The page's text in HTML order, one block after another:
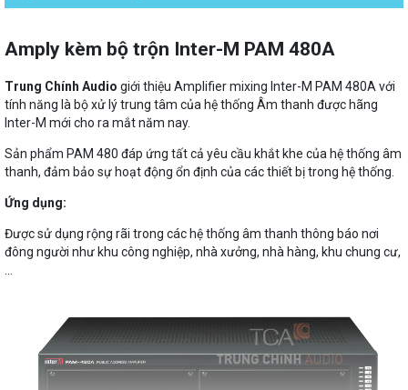
Amply kèm bộ trộn Inter-M PAM 480A
Trung Chính Audio giới thiệu Amplifier mixing Inter-M PAM 480A với
tính năng là bộ xử lý trung tâm của hệ thống Âm thanh được hãng
Inter-M mới cho ra mắt năm nay.
Sản phẩm PAM 480 đáp ứng tất cả yêu cầu khắt khe của hệ thống âm
thanh, đảm bảo sự hoạt động ổn định của các thiết bị trong hệ thống.
Ứng dụng:
Được sử dụng rộng rãi trong các hệ thống âm thanh thông báo nơi
đông người như khu công nghiệp, nhà xưởng, nhà hàng, khu chung cư,